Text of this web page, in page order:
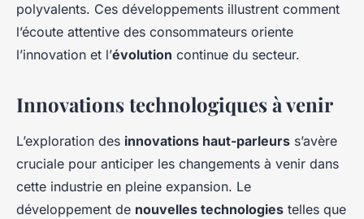
polyvalents. Ces développements illustrent comment
l’écoute attentive des consommateurs oriente
l’innovation et l’évolution continue du secteur.
Innovations technologiques à venir
L’exploration des innovations haut-parleurs s’avère
cruciale pour anticiper les changements à venir dans
cette industrie en pleine expansion. Le
développement de nouvelles technologies telles que